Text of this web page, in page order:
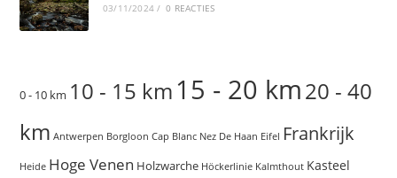
03/11/2024 / 0 REACTIES
0 - 10 km 10 - 15 km15 - 20 km20 - 40
km Antwerpen Borgloon Cap Blanc Nez De Haan Eifel Frankrijk
Heide Hoge Venen Holzwarche Höckerlinie Kalmthout Kasteel